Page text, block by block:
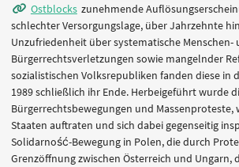
Ostblocks zunehmende
schlechter Versorgungslage, über Jahrzehnte
Unzufriedenheit über systematische Menschen-
Bürgerrechtsverletzungen sowie mangelnder
sozialistischen Volksrepubliken fanden diese in
1989 schließlich ihr Ende. Herbeigeführt wurde
Bürgerrechtsbewegungen und Massenproteste,
Staaten auftraten und sich dabei gegenseitig
Solidarność-Bewegung in Polen, die durch
Grenzöffnung zwischen Österreich und Ungarn,